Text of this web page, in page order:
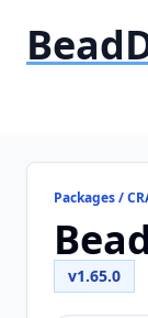
Packages /
v1.65.0